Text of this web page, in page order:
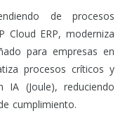
de procesos
Cloud ERP, moderniza
para empresas en
procesos críticos y
(Joule), reduciendo
cumplimiento.